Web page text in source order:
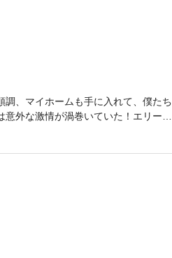
、マイホームも手に入れて、僕たち
外な激情が渦巻いていた！エリート